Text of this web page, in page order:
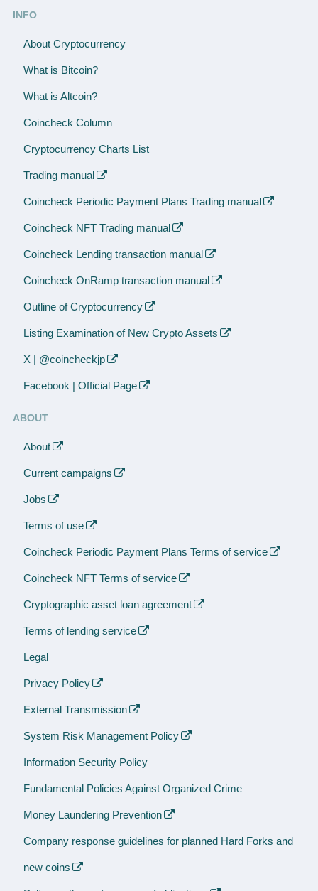
INFO
About Cryptocurrency
What is Bitcoin?
What is Altcoin?
Coincheck Column
Cryptocurrency Charts List
Trading manual
Coincheck Periodic Payment Plans Trading manual
Coincheck NFT Trading manual
Coincheck Lending transaction manual
Coincheck OnRamp transaction manual
Outline of Cryptocurrency
Listing Examination of New Crypto Assets
X | @coincheckjp
Facebook | Official Page
ABOUT
About
Current campaigns
Jobs
Terms of use
Coincheck Periodic Payment Plans Terms of service
Coincheck NFT Terms of service
Cryptographic asset loan agreement
Terms of lending service
Legal
Privacy Policy
External Transmission
System Risk Management Policy
Information Security Policy
Fundamental Policies Against Organized Crime
Money Laundering Prevention
Company response guidelines for planned Hard Forks and
new coins